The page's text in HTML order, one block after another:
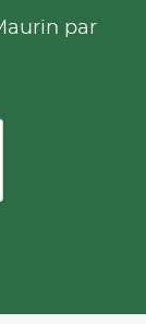
par